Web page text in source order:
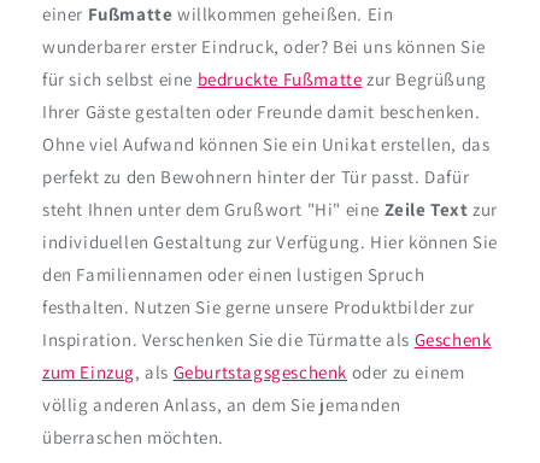
einer Fußmatte willkommen geheißen. Ein
wunderbarer erster Eindruck, oder? Bei uns können Sie
für sich selbst eine bedruckte Fußmatte zur Begrüßung
Ihrer Gäste gestalten oder Freunde damit beschenken.
Ohne viel Aufwand können Sie ein Unikat erstellen, das
perfekt zu den Bewohnern hinter der Tür passt. Dafür
steht Ihnen unter dem Grußwort "Hi" eine Zeile Text zur
individuellen Gestaltung zur Verfügung. Hier können Sie
den Familiennamen oder einen lustigen Spruch
festhalten. Nutzen Sie gerne unsere Produktbilder zur
Inspiration. Verschenken Sie die Türmatte als Geschenk
zum Einzug, als Geburtstagsgeschenk oder zu einem
völlig anderen Anlass, an dem Sie jemanden
überraschen möchten.